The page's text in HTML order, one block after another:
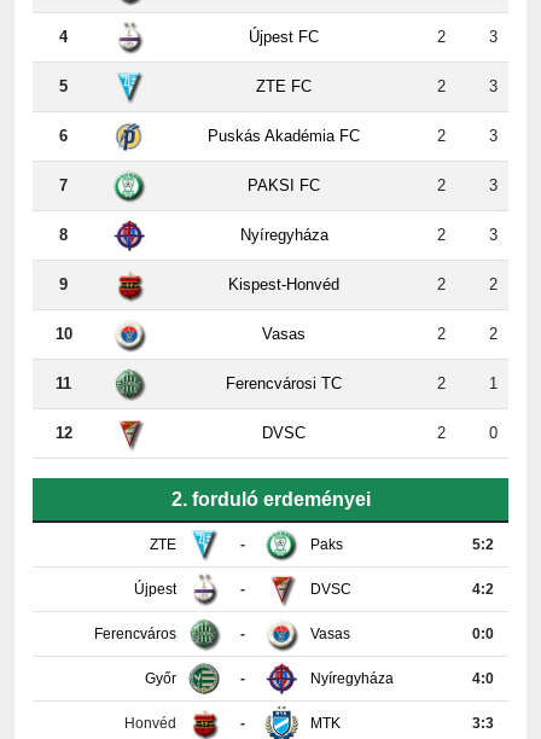
5 ZTE FC 2 3
6 Puskás Akadémia FC 2 3
7 PAKSI FC 2 3
8 Nyíregyháza 2 3
9 Kispest-Honvéd 2 2
10 Vasas 2 2
11 Ferencvárosi TC 2 1
12 DVSC 2 0
ZTE - Paks
Újpest DVSC 4:2
Ferencváros Vasas 0:0
Győr Nyíregyháza 4:0
Honvéd MTK 3:3
PAFC Kisvárda 0:2